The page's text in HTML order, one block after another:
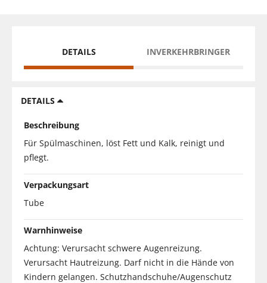
DETAILS INVERKEHRBRINGER
DETAILS
Beschreibung
Für Spülmaschinen, löst Fett und Kalk, reinigt und
pflegt.
Verpackungsart
Tube
Warnhinweise
Achtung: Verursacht schwere Augenreizung.
Verursacht Hautreizung. Darf nicht in die Hände von
Kindern gelangen. Schutzhandschuhe/Augenschutz